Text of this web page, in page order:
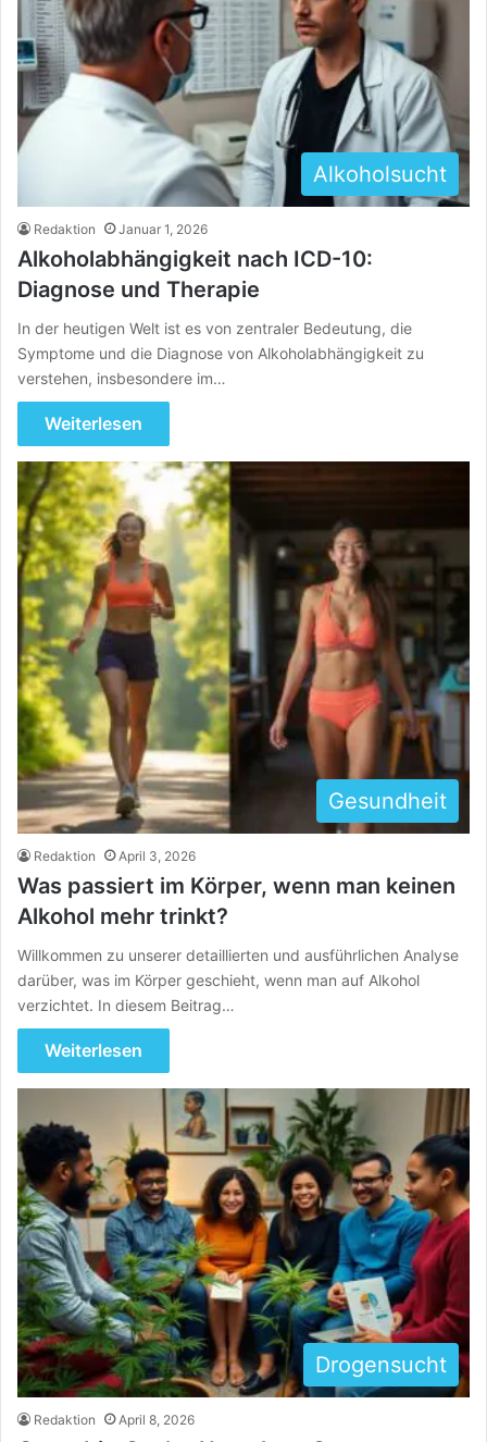
Alkoholsucht
Redaktion Januar 1, 2026
Alkoholabhängigkeit nach ICD-10:
Diagnose und Therapie
In der heutigen Welt ist es von zentraler Bedeutung, die
Symptome und die Diagnose von Alkoholabhängigkeit zu
verstehen, insbesondere im…
Weiterlesen
Gesundheit
Redaktion April 3, 2026
Was passiert im Körper, wenn man keinen
Alkohol mehr trinkt?
Willkommen zu unserer detaillierten und ausführlichen Analyse
darüber, was im Körper geschieht, wenn man auf Alkohol
verzichtet. In diesem Beitrag…
Weiterlesen
Drogensucht
Redaktion April 8, 2026